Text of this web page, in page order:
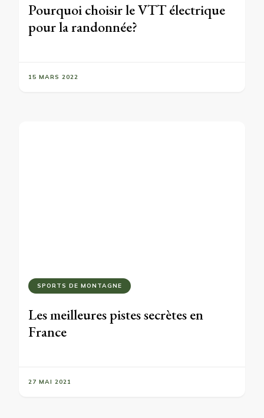
Pourquoi choisir le VTT électrique
pour la randonnée?
15 MARS 2022
SPORTS DE MONTAGNE
Les meilleures pistes secrètes en
France
27 MAI 2021